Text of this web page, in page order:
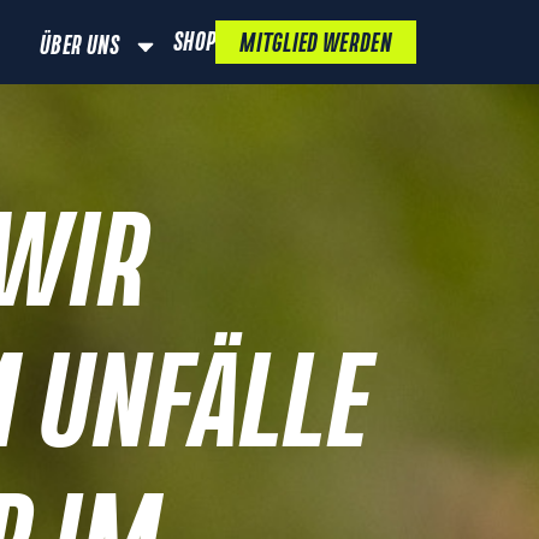
ÜBER UNS SHOP MITGLIED WERDEN